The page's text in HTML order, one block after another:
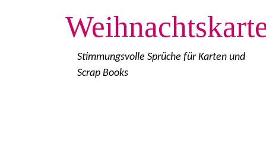
Stimmungsvolle Sprüche für Karten und
Scrap Books